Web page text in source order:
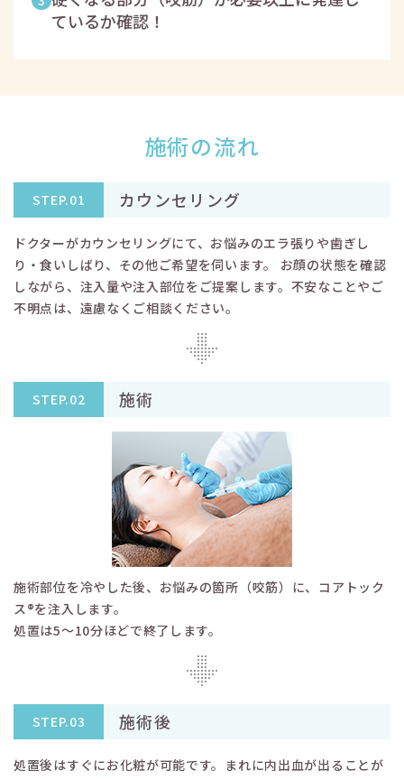
ているか確認！
施術の流れ
STEP.01 カウンセリング
ドクターがカウンセリングにて、お悩みのエラ張りや歯ぎし
り・食いしばり、その他ご希望を伺います。 お顔の状態を確認
しながら、注入量や注入部位をご提案します。不安なことやご
不明点は、遠慮なくご相談ください。
STEP.02 施術
施術部位を冷やした後、お悩みの箇所（咬筋）に、コアトック
ス®を注入します。
処置は5〜10分ほどで終了します。
STEP.03 施術後
処置後はすぐにお化粧が可能です。まれに内出血が出ることが